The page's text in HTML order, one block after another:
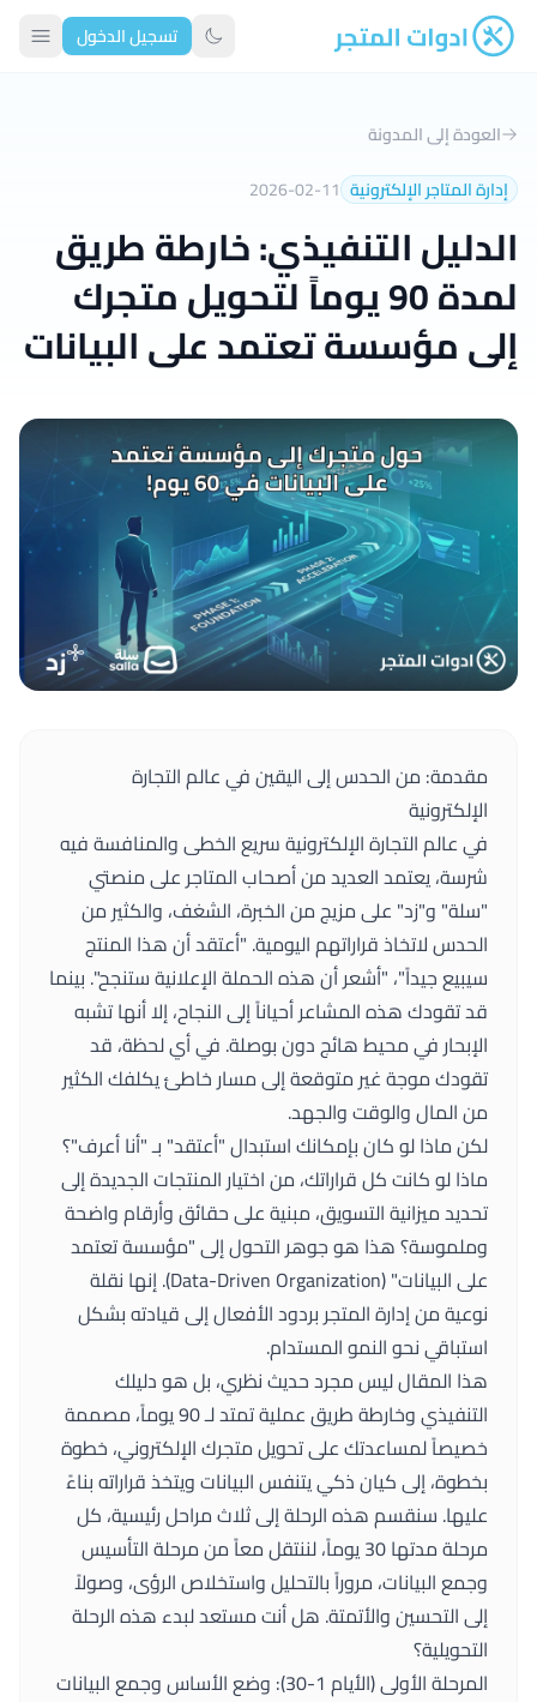
ادوات المتجر تبديل الوضع الداكن
تسجيل الدخول
العودة إلى المدونة
إدارة المتاجر الإلكترونية 2026-02-11
الدليل التنفيذي: خارطة طريق
لمدة 90 يوماً لتحويل متجرك
إلى مؤسسة تعتمد على البيانات
مقدمة: من الحدس إلى اليقين في عالم التجارة
الإلكترونية
في عالم التجارة الإلكترونية سريع الخطى والمنافسة فيه
شرسة، يعتمد العديد من أصحاب المتاجر على منصتي
"سلة" و"زد" على مزيج من الخبرة، الشغف، والكثير من
الحدس لاتخاذ قراراتهم اليومية. "أعتقد أن هذا المنتج
سيبيع جيداً"، "أشعر أن هذه الحملة الإعلانية ستنجح". بينما
قد تقودك هذه المشاعر أحياناً إلى النجاح، إلا أنها تشبه
الإبحار في محيط هائج دون بوصلة. في أي لحظة، قد
تقودك موجة غير متوقعة إلى مسار خاطئ يكلفك الكثير
من المال والوقت والجهد.
لكن ماذا لو كان بإمكانك استبدال "أعتقد" بـ "أنا أعرف"؟
ماذا لو كانت كل قراراتك، من اختيار المنتجات الجديدة إلى
تحديد ميزانية التسويق، مبنية على حقائق وأرقام واضحة
وملموسة؟ هذا هو جوهر التحول إلى "مؤسسة تعتمد
على البيانات" (Data-Driven Organization). إنها نقلة
نوعية من إدارة المتجر بردود الأفعال إلى قيادته بشكل
استباقي نحو النمو المستدام.
هذا المقال ليس مجرد حديث نظري، بل هو دليلك
التنفيذي وخارطة طريق عملية تمتد لـ 90 يوماً، مصممة
خصيصاً لمساعدتك على تحويل متجرك الإلكتروني، خطوة
بخطوة، إلى كيان ذكي يتنفس البيانات ويتخذ قراراته بناءً
عليها. سنقسم هذه الرحلة إلى ثلاث مراحل رئيسية، كل
مرحلة مدتها 30 يوماً، لننتقل معاً من مرحلة التأسيس
وجمع البيانات، مروراً بالتحليل واستخلاص الرؤى، وصولاً
إلى التحسين والأتمتة. هل أنت مستعد لبدء هذه الرحلة
التحويلية؟
المرحلة الأولى (الأيام 1-30): وضع الأساس وجمع البيانات